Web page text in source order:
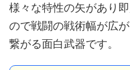
様々な特性の矢があり
ので戦闘の戦術幅が広
繋がる面白武器です。